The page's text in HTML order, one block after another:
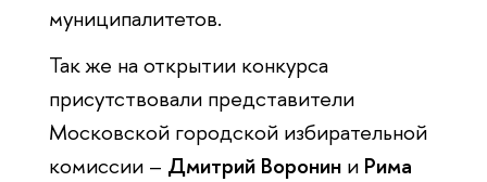
муниципалитетов.
Так же на открытии конкурса
присутствовали представители
Московской городской избирательной
комиссии – Дмитрий Воронин и Рима